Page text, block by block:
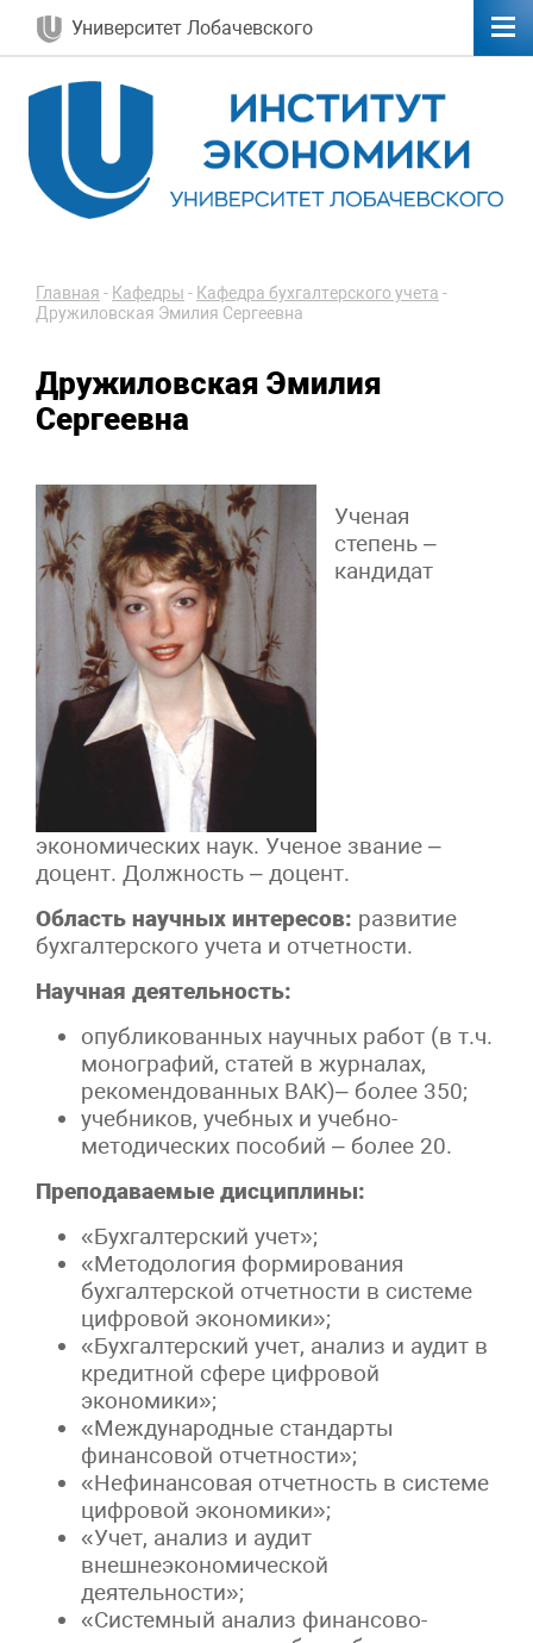
Университет Лобачевского
Главная - Кафедры - Кафедра бухгалтерского учета -
Дружиловская Эмилия Сергеевна
Дружиловская Эмилия
Сергеевна
Ученая
степень –
кандидат
экономических наук. Ученое звание –
доцент. Должность – доцент.
Область научных интересов: развитие
бухгалтерского учета и отчетности.
Научная деятельность:
опубликованных научных работ (в т.ч.
монографий, статей в журналах,
рекомендованных ВАК)– более 350;
учебников, учебных и учебно-
методических пособий – более 20.
Преподаваемые дисциплины:
«Бухгалтерский учет»;
«Методология формирования
бухгалтерской отчетности в системе
цифровой экономики»;
«Бухгалтерский учет, анализ и аудит в
кредитной сфере цифровой
экономики»;
«Международные стандарты
финансовой отчетности»;
«Нефинансовая отчетность в системе
цифровой экономики»;
«Учет, анализ и аудит
внешнеэкономической
деятельности»;
«Системный анализ финансово-